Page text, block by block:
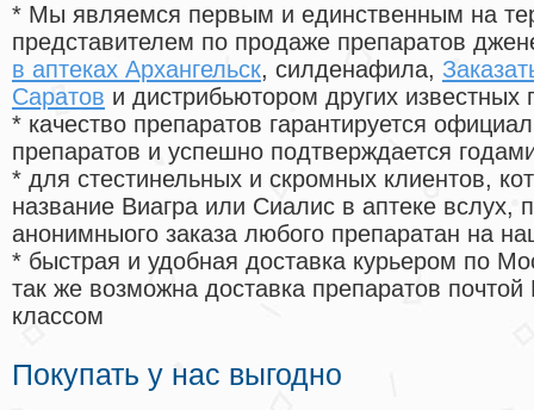
* Мы являемся первым и единственным на
представителем по продаже препаратов
в аптеках Архангельск, силденафила,
Саратов и дистрибьютором других известных
* качество препаратов гарантируется
препаратов и успешно подтверждается
* для стестинельных и скромных клиентов,
название Виагра или Сиалис в аптеке вслух,
анонимныого заказа любого препаратан на
* быстрая и удобная доставка курьером по
так же возможна доставка препаратов
классом
Покупать у нас выгодно